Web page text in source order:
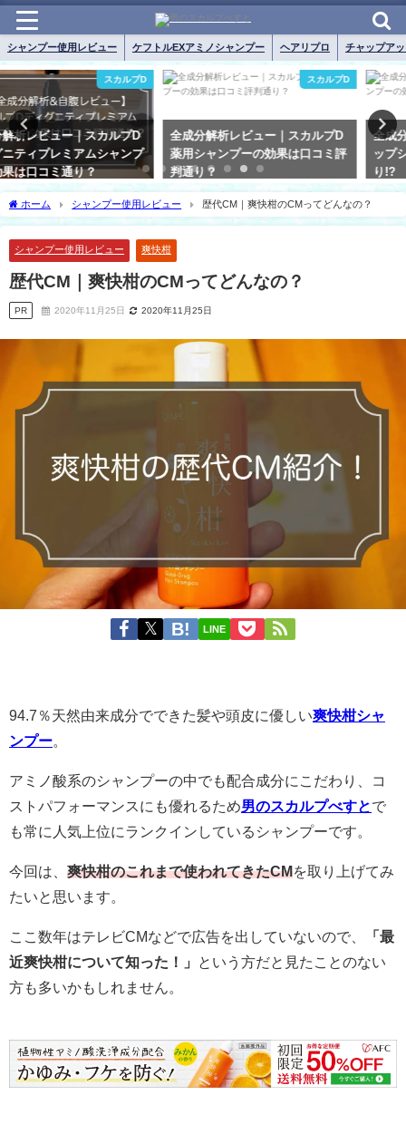
シャンプー使用レビュー ケフトルEXアミノシャンプー ヘアリプロ チャップア
スカルプD
全成分解析レビュー｜スカルプD
薬用シャンプーの効果は口コミ評
判通り？
チャップアップ
全成分解析レビュー｜チャップア
ップシャンプーの効果は口コミ通
り!?
ホーム シャンプー使用レビュー 歴代CM｜爽快柑のCMってどんなの？
シャンプー使用レビュー 爽快柑
歴代CM｜爽快柑のCMってどんなの？
PR 2020年11月25日 2020年11月25日
LINE
94.7％天然由来成分でできた髪や頭皮に優しい爽快柑シャ
ンプー
アミノ酸系のシャンプーの中でも配合成分にこだわり、コ
ストパフォーマンスにも優れるため男のスカルプべすとで
も常に人気上位にランクインしているシャンプーです。
今回は、 爽快柑のこれまで使われてきたCMを取り上げてみ
たいと思います。
ここ数年はテレビCMなどで広告を出していないので、
「最
近爽快柑について知った！」
という方だと見たことのない
方も多いかもしれません。